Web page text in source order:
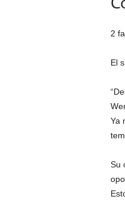
2
El
Ya
Su